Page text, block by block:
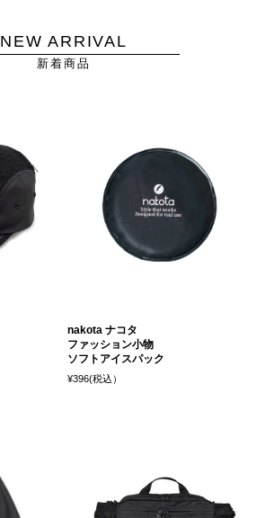
NEW ARRIVAL
新着商品
nakota ナコタ
ファッション小物
ソフトアイスパック
¥396(税込）